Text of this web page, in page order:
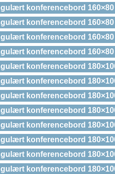
konferencebord
konferencebord
konferencebord
konferencebord
konferencebord
konferencebord
konferencebord
konferencebord
konferencebord
konferencebord
konferencebord
konferencebord